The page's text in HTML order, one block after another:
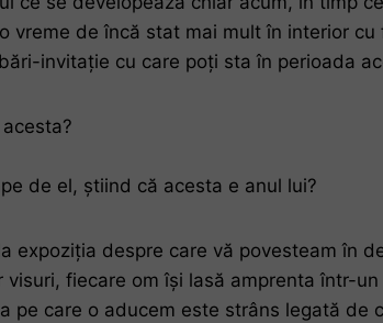
vreme de încă stat mai mult în interior
invitație cu care poți sta în perioada
de el, știind că acesta e anul lui?
expoziția despre care vă povesteam în
fiecare om își lasă amprenta într-
care o aducem este strâns legată de